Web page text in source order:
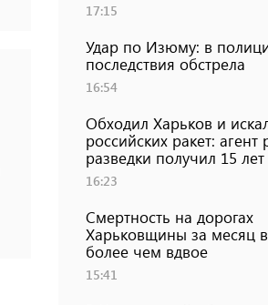
17:15
Удар по Изюму: в
последствия обстрела
16:54
Обходил Харьков и
российских ракет: агент
разведки получил 15 лет
16:23
Смертность на дорогах
Харьковщины за месяц
более чем вдвое
15:41